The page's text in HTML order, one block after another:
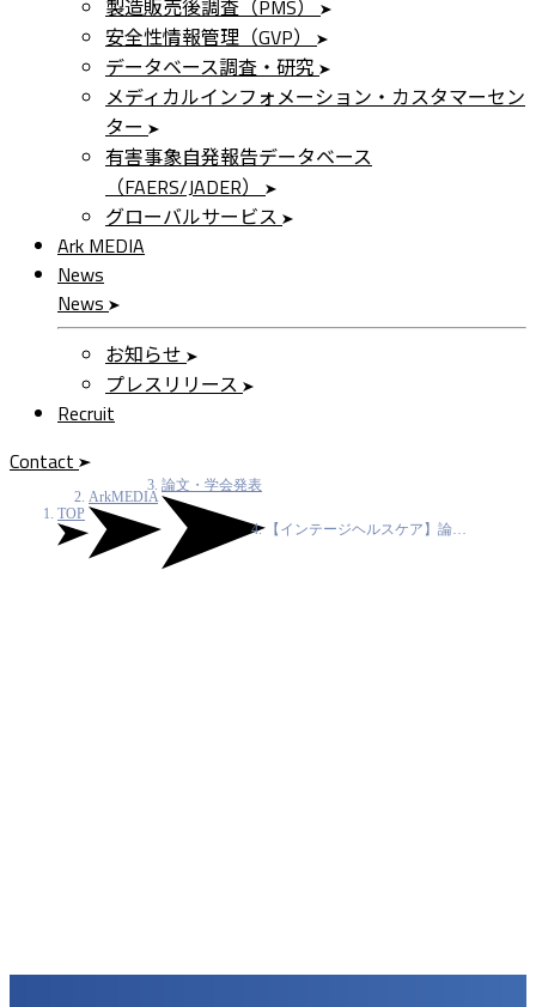
製造販売後調査（PMS）
安全性情報管理（GVP）
データベース調査・研究
メディカルインフォメーション・カスタマーセン
ター
有害事象自発報告データベース
（FAERS/JADER）
グローバルサービス
Ark MEDIA
News
News
お知らせ
プレスリリース
Recruit
Contact
TOP
ArkMEDIA
論文・学会発表
【インテージヘルスケア】論…